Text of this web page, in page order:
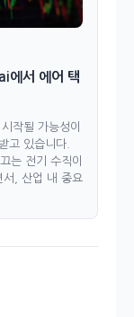
서 에어 택
작될 가능성이
고 있습니다.
전기 수직이
서, 산업 내 중요